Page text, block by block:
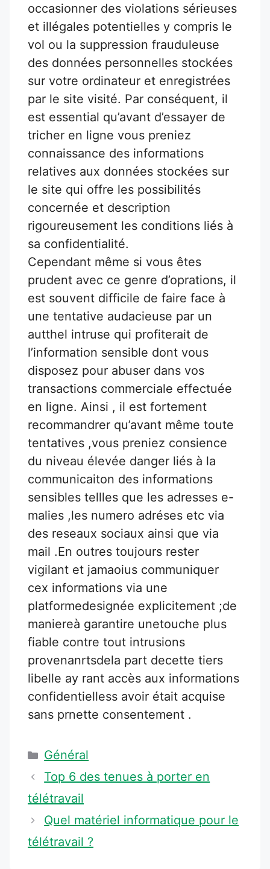
occasionner des violations sérieuses
et illégales potentielles y compris le
vol ou la suppression frauduleuse
des données personnelles stockées
sur votre ordinateur et enregistrées
par le site visité. Par conséquent, il
est essential qu’avant d’essayer de
tricher en ligne vous preniez
connaissance des informations
relatives aux données stockées sur
le site qui offre les possibilités
concernée et description
rigoureusement les conditions liés à
sa confidentialité.
Cependant même si vous êtes
prudent avec ce genre d’oprations, il
est souvent difficile de faire face à
une tentative audacieuse par un
autthel intruse qui profiterait de
l’information sensible dont vous
disposez pour abuser dans vos
transactions commerciale effectuée
en ligne. Ainsi , il est fortement
recommandrer qu’avant même toute
tentatives ,vous preniez consience
du niveau élevée danger liés à la
communicaiton des informations
sensibles tellles que les adresses e-
malies ,les numero adréses etc via
des reseaux sociaux ainsi que via
mail .En outres toujours rester
vigilant et jamaoius communiquer
cex informations via une
platformedesignée explicitement ;de
maniereà garantire unetouche plus
fiable contre tout intrusions
provenanrtsdela part decette tiers
libelle ay rant accès aux informations
confidentielless avoir était acquise
sans prnette consentement .
Catégories
Général
Top 6 des tenues à porter en
télétravail
Quel matériel informatique pour le
télétravail ?